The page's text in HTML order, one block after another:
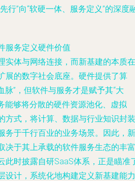
行”向“软硬一体、服务定义”的深度
服务定义硬件价值
实体与网络连接，而新基建的本质在
展的数字社会底座。硬件提供了算
脉”，但软件与服务才是赋予其“大
能够将分散的硬件资源池化、虚拟
方式，将计算、数据与行业知识封装
务于千行百业的业务场景。因此，新
决于其上承载的软件服务生态的丰富
此时披露自研SaaS体系，正是瞄准
设计，系统化地构建定义新基建能力